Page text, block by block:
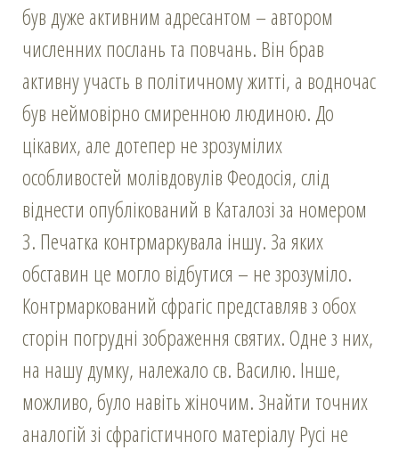
був дуже активним адресантом – автором
численних послань та повчань. Він брав
активну участь в політичному житті, а водночас
був неймовірно смиренною людиною. До
цікавих, але дотепер не зрозумілих
особливостей молівдовулів Феодосія, слід
віднести опублікований в Каталозі за номером
3. Печатка контрмаркувала іншу. За яких
обставин це могло відбутися – не зрозуміло.
Контрмаркований сфрагіс представляв з обох
сторін погрудні зображення святих. Одне з них,
на нашу думку, належало св. Василю. Інше,
можливо, було навіть жіночим. Знайти точних
аналогій зі сфрагістичного матеріалу Русі не